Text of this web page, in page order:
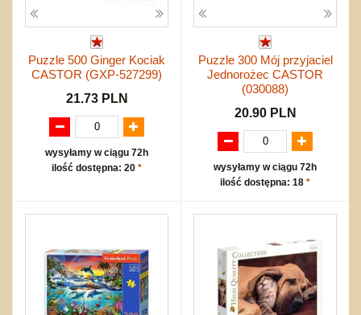
Puzzle 500 Ginger Kociak
CASTOR (GXP-527299)
21.73 PLN
wysyłamy w ciągu 72h
ilość dostępna: 20 *
Puzzle 300 Mój przyjaciel
Jednorożec CASTOR
(030088)
20.90 PLN
wysyłamy w ciągu 72h
ilość dostępna: 18 *